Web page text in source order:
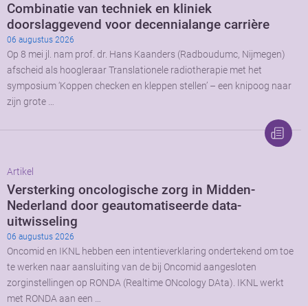
Combinatie van techniek en kliniek
doorslaggevend voor decennialange carrière
06 augustus 2026
Op 8 mei jl. nam prof. dr. Hans Kaanders (Radboudumc, Nijmegen)
afscheid als hoogleraar Translationele radiotherapie met het
symposium ‘Koppen checken en kleppen stellen’ – een knipoog naar
zijn grote …
Artikel
Versterking oncologische zorg in Midden-
Nederland door geautomatiseerde data-
uitwisseling
06 augustus 2026
Oncomid en IKNL hebben een intentieverklaring ondertekend om toe
te werken naar aansluiting van de bij Oncomid aangesloten
zorginstellingen op RONDA (Realtime ONcology DAta). IKNL werkt
met RONDA aan een …